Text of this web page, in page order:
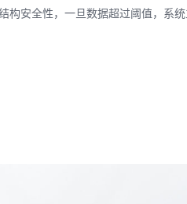
构安全性，一旦数据超过阈值，系统